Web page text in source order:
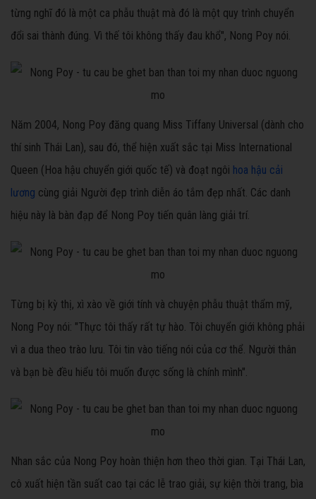
từng nghĩ đó là một ca phẫu thuật mà đó là một quy trình chuyển
đổi sai thành đúng. Vì thế tôi không thấy đau khổ", Nong Poy nói.
Năm 2004, Nong Poy đăng quang Miss Tiffany Universal (dành cho
thí sinh Thái Lan), sau đó, thể hiện xuất sắc tại Miss International
Queen (Hoa hậu chuyển giới quốc tế) và đoạt ngôi hoa hậu cải
lương cùng giải Người đẹp trình diễn áo tắm đẹp nhất. Các danh
hiệu này là bàn đạp để Nong Poy tiến quân làng giải trí.
Từng bị kỳ thị, xì xào về giới tính và chuyện phẫu thuật thẩm mỹ,
Nong Poy nói: "Thực tôi thấy rất tự hào. Tôi chuyển giới không phải
vì a dua theo trào lưu. Tôi tin vào tiếng nói của cơ thể. Người thân
và bạn bè đều hiểu tôi muốn được sống là chính mình".
Nhan sắc của Nong Poy hoàn thiện hơn theo thời gian. Tại Thái Lan,
cô xuất hiện tần suất cao tại các lễ trao giải, sự kiện thời trang, bìa